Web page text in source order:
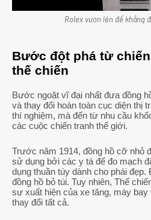
Rolex vươn lên để khẳng
Bước đột phá từ
thế chiến
Bước ngoặt vĩ đại nhất đưa đồng
và thay đổi hoàn toàn cục diện thị
thí nghiệm, mà đến từ nhu cầu
các cuộc chiến tranh thế giới.
Trước năm 1914, đồng hồ cỡ nhỏ
sử dụng bởi các y tá để đo mạch
dụng thuần túy dành cho phái
đồng hồ bỏ túi. Tuy nhiên, Thế
sự xuất hiện của xe tăng, máy bay
thay đổi tất cả.